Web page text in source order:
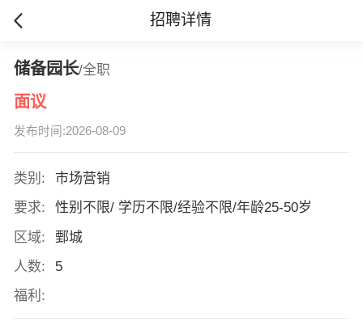
招聘详情
储备园长/全职
面议
发布时间:2026-08-09
类别:
市场营销
要求:
性别不限/ 学历不限/经验不限/年龄25-50岁
区域:
鄄城
人数:
5
福利: